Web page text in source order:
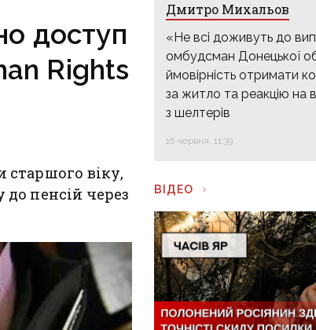
доступ
Rights
віку,
пенсій через
Дмитро Михальов
«Не всі доживуть до
омбудсман Донецької
ймовірність отримати
за житло та реакцію на
з шелтерів
16 червня, 11:39
ВІДЕО